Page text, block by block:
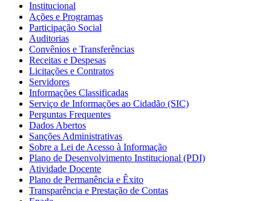
Institucional
Ações e Programas
Participação Social
Auditorias
Convênios e Transferências
Receitas e Despesas
Licitações e Contratos
Servidores
Informações Classificadas
Serviço de Informações ao Cidadão (SIC)
Perguntas Frequentes
Dados Abertos
Sanções Administrativas
Sobre a Lei de Acesso à Informação
Plano de Desenvolvimento Institucional (PDI)
Atividade Docente
Plano de Permanência e Êxito
Transparência e Prestação de Contas